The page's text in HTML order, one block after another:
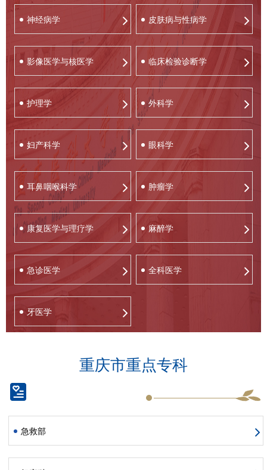
神经病学 皮肤病与性病学
影像医学与核医学 临床检验诊断学
护理学 外科学
妇产科学 眼科学
耳鼻咽喉科学 肿瘤学
康复医学与理疗学 麻醉学
急诊医学 全科医学
牙医学
重庆市重点专科
急救部